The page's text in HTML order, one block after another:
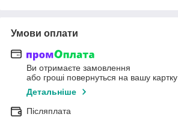
Умови оплати
Ви отримаєте замовлення
або гроші повернуться на вашу картку
Детальніше
Післяплата